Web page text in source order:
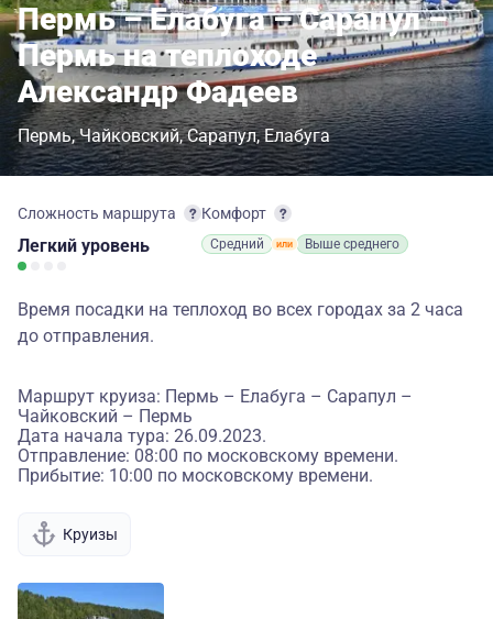
Пермь – Елабуга – Сарапул –
Пермь на теплоходе
Александр Фадеев
Пермь Чайковский Сарапул Елабуга
Сложность маршрута
Легкий уровень
Комфорт
Средний Выше среднего
Время посадки на теплоход во всех городах за 2 часа
до отправления.
Маршрут круиза: Пермь – Елабуга – Сарапул –
Чайковский – Пермь
Дата начала тура: 26.09.2023.
Отправление: 08:00 по московскому времени.
Прибытие: 10:00 по московскому времени.
Круизы